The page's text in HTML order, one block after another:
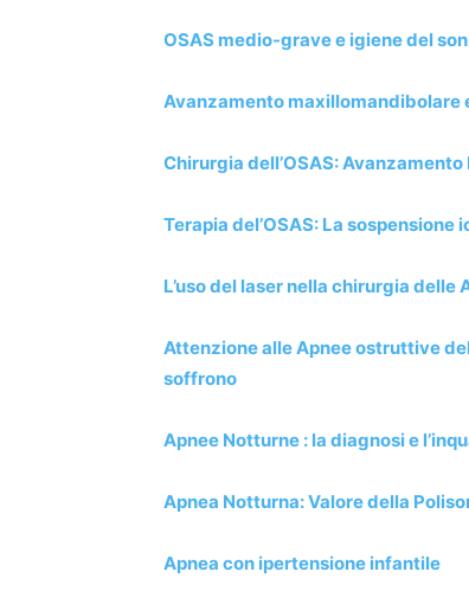
OSAS medio-grave e igiene del
Avanzamento maxillomandibolare
Chirurgia dell’OSAS: Avanzamento
Terapia del’OSAS: La sospensione
L’uso del laser nella chirurgia delle
Attenzione alle Apnee ostruttive
soffrono
Apnee Notturne : la diagnosi e
Apnea Notturna: Valore della
Apnea con ipertensione infantile